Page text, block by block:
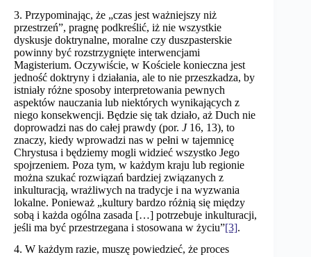
3. Przypominając, że „czas jest ważniejszy niż
przestrzeń”, pragnę podkreślić, iż nie wszystkie
dyskusje doktrynalne, moralne czy duszpasterskie
powinny być rozstrzygnięte interwencjami
Magisterium. Oczywiście, w Kościele konieczna jest
jedność doktryny i działania, ale to nie przeszkadza, by
istniały różne sposoby interpretowania pewnych
aspektów nauczania lub niektórych wynikających z
niego konsekwencji. Będzie się tak działo, aż Duch nie
doprowadzi nas do całej prawdy (por. J 16, 13), to
znaczy, kiedy wprowadzi nas w pełni w tajemnicę
Chrystusa i będziemy mogli widzieć wszystko Jego
spojrzeniem. Poza tym, w każdym kraju lub regionie
można szukać rozwiązań bardziej związanych z
inkulturacją, wrażliwych na tradycje i na wyzwania
lokalne. Ponieważ „kultury bardzo różnią się między
sobą i każda ogólna zasada […] potrzebuje inkulturacji,
jeśli ma być przestrzegana i stosowana w życiu”[3].
4. W każdym razie, muszę powiedzieć, że proces